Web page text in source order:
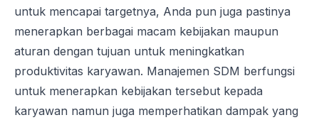
untuk mencapai targetnya, Anda pun juga pastinya
menerapkan berbagai macam kebijakan maupun
aturan dengan tujuan untuk meningkatkan
produktivitas karyawan. Manajemen SDM berfungsi
untuk menerapkan kebijakan tersebut kepada
karyawan namun juga memperhatikan dampak yang